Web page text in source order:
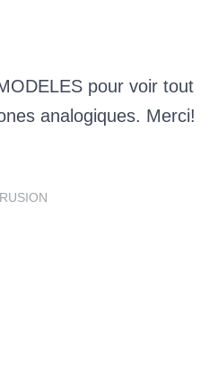
pour voir tout
analogiques. Merci!